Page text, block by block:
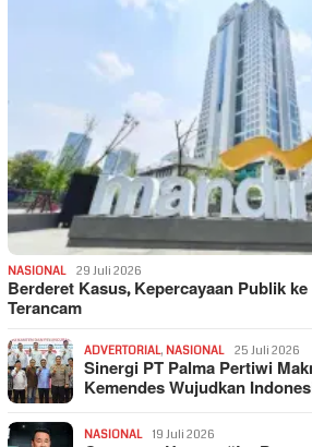
NASIONAL 29 Juli 2026
Berderet Kasus, Kepercayaan Publik
Terancam
ADVERTORIAL, NASIONAL 25 Juli 2026
Sinergi PT Palma Pertiwi
Kemendes Wujudkan
NASIONAL 19 Juli 2026